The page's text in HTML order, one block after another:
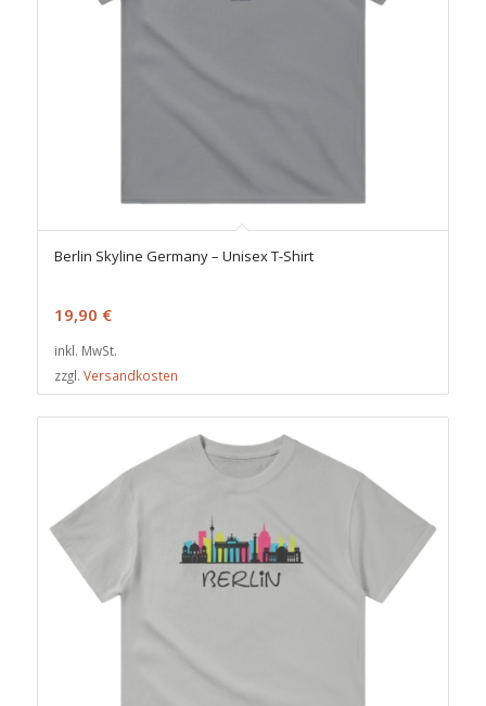
Berlin Skyline Germany – Unisex T-Shirt
19,90 €
inkl. MwSt.
zzgl. Versandkosten